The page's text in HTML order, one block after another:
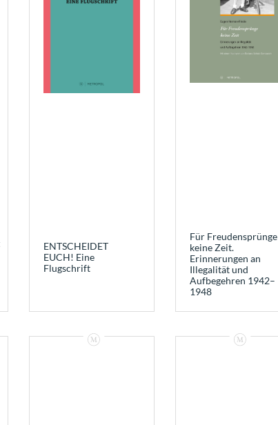
ENTSCHEIDET
EUCH! Eine
Flugschrift
Für Freudensprünge
keine Zeit.
Erinnerungen an
Illegalität und
Aufbegehren 1942–
1948